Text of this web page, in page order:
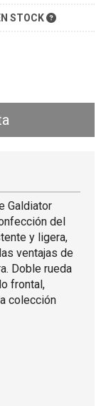
STOCK
Galdiator
del
y ligera,
ventajas de
Doble rueda
frontal,
colección